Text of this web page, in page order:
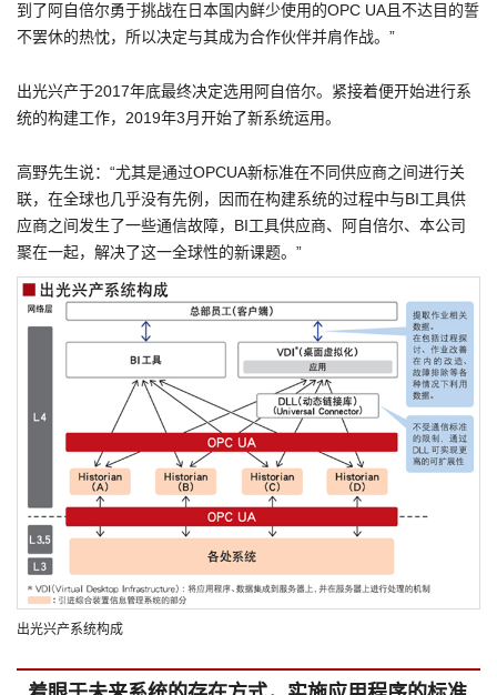
到了阿自倍尔勇于挑战在日本国内鲜少使用的OPC UA且不达目的誓
不罢休的热忱，所以决定与其成为合作伙伴并肩作战。”
出光兴产于2017年底最终决定选用阿自倍尔。紧接着便开始进行系
统的构建工作，2019年3月开始了新系统运用。
高野先生说：“尤其是通过OPCUA新标准在不同供应商之间进行关
联，在全球也几乎没有先例，因而在构建系统的过程中与BI工具供
应商之间发生了一些通信故障，BI工具供应商、阿自倍尔、本公司
聚在一起，解决了这一全球性的新课题。”
出光兴产系统构成